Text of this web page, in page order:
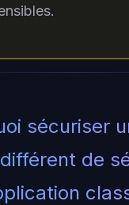
sécuriser
de